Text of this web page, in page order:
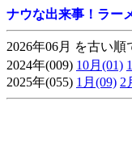
ナウな出来事！ラー
2026年06月 を古い順
2024年(009) 10月(01)
2025年(055) 1月(09) 2